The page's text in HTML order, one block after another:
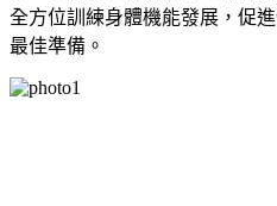
全方位訓練身體機能發展，促
最佳準備。